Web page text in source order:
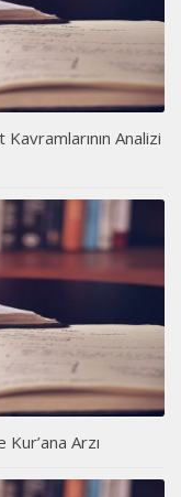
Analizi
Kur’ana Arzı